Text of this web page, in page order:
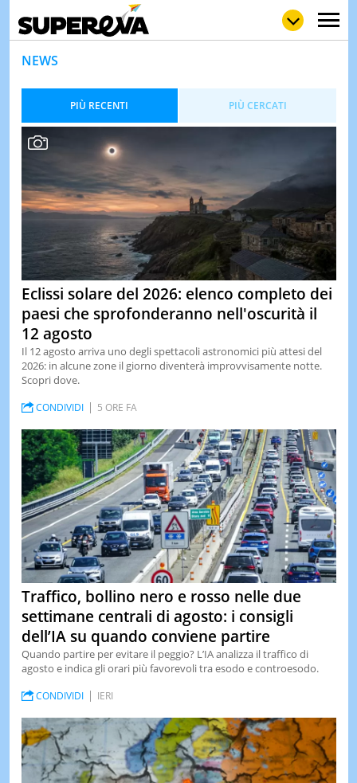
& TV
QUIZ
&
TEST
LE
DI
IERI
NEWS
PIÙ RECENTI PIÙ CERCATI
Eclissi solare del 2026: elenco completo dei
paesi che sprofonderanno nell'oscurità il
12 agosto
Il 12 agosto arriva uno degli spettacoli astronomici più attesi del
2026: in alcune zone il giorno diventerà improvvisamente notte.
Scopri dove.
CONDIVIDI 5 ORE FA
Traffico, bollino nero e rosso nelle due
settimane centrali di agosto: i consigli
dell’IA su quando conviene partire
Quando partire per evitare il peggio? L’IA analizza il traffico di
agosto e indica gli orari più favorevoli tra esodo e controesodo.
CONDIVIDI IERI